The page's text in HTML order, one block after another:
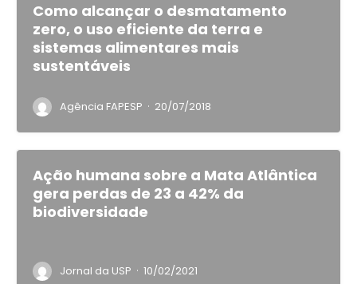
Como alcançar o desmatamento
zero, o uso eficiente da terra e
sistemas alimentares mais
sustentáveis
Agência FAPESP · 20/07/2018
Ação humana sobre a Mata Atlântica
gera perdas de 23 a 42% da
biodiversidade
Jornal da USP · 10/02/2021